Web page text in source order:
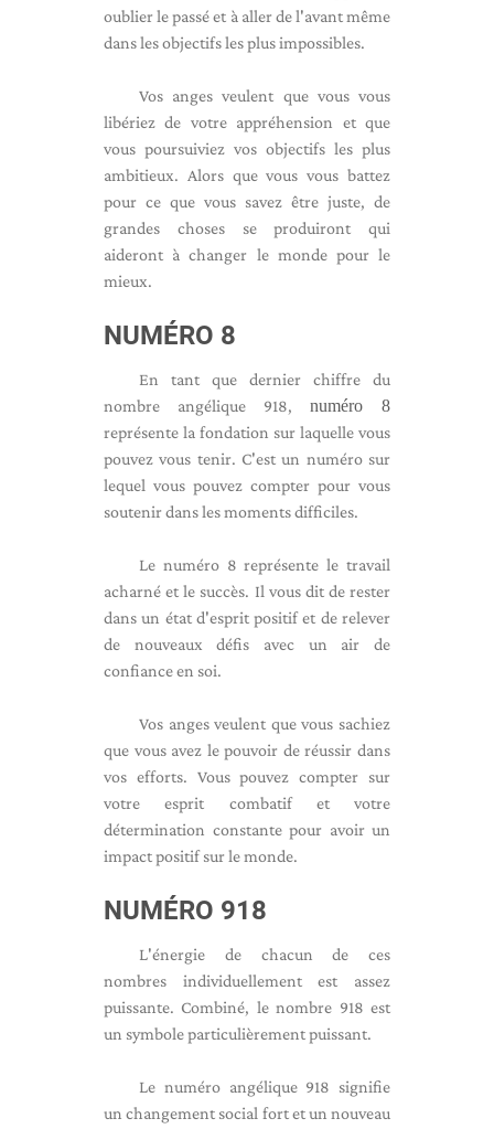
oublier le passé et à aller de l'avant même
dans les objectifs les plus impossibles.
Vos anges veulent que vous vous
libériez de votre appréhension et que
vous poursuiviez vos objectifs les plus
ambitieux. Alors que vous vous battez
pour ce que vous savez être juste, de
grandes choses se produiront qui
aideront à changer le monde pour le
mieux.
NUMÉRO 8
En tant que dernier chiffre du
nombre angélique 918, numéro 8
représente la fondation sur laquelle vous
pouvez vous tenir. C'est un numéro sur
lequel vous pouvez compter pour vous
soutenir dans les moments difficiles.
Le numéro 8 représente le travail
acharné et le succès. Il vous dit de rester
dans un état d'esprit positif et de relever
de nouveaux défis avec un air de
confiance en soi.
Vos anges veulent que vous sachiez
que vous avez le pouvoir de réussir dans
vos efforts. Vous pouvez compter sur
votre esprit combatif et votre
détermination constante pour avoir un
impact positif sur le monde.
NUMÉRO 918
L'énergie de chacun de ces
nombres individuellement est assez
puissante. Combiné, le nombre 918 est
un symbole particulièrement puissant.
Le numéro angélique 918 signifie
un changement social fort et un nouveau